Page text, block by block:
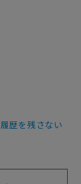
履歴を残さない